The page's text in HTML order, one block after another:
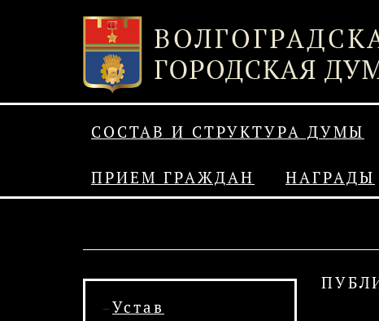
СОСТАВ И СТРУКТУРА ДУМЫ
ПРИЕМ ГРАЖДАН НАГРАДЫ
Устав